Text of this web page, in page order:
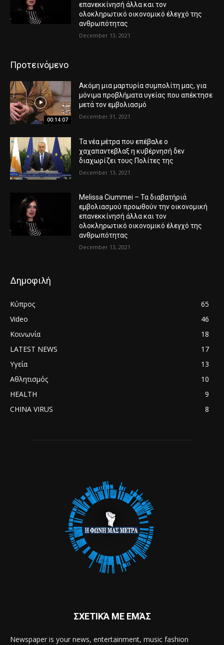
επανεκκίνησή άλλα και τον
ολοκληρωτικό οικονομικό έλεγχό της
ανθρωπότητας
December 13, 2021
Προτεινόμενο
00:14:07
Ακόμη μια μαρτυρία συμπολίτη μας, για
μόνιμα προβλήματα υγείας που απέκτησε
μετά τον εμβολιασμό
December 31, 2021
Τα νέα μέτρα που επέβαλε ο
χαχαπαντεβλαξ η κυβέρνησή δεν
διαχωρίζει τους Πολίτες της
December 13, 2021
Melissa Ciummei – Τα διαβατήριά
εμβολιασμού προωθούν την οικονομική
επανεκκίνησή άλλα και τον
ολοκληρωτικό οικονομικό έλεγχό της
ανθρωπότητας
December 13, 2021
Δημοφιλή
Κύπρος
65
Video
46
Κοινωνία
18
LATEST NEWS
17
Υγεία
13
Αθλητισμός
10
HEALTH
9
CHINA VIRUS
8
ΣΧΕΤΙΚΆ ΜΕ ΕΜΆΣ
Newspaper is your news, entertainment, music fashion